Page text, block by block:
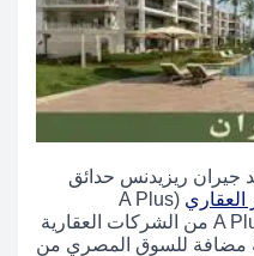
جيران ريزيدنس حدائق
(A Plus
Developments). تعتبر شركة A Plus من الشركات العقارية
مضافة للسوق المصري من